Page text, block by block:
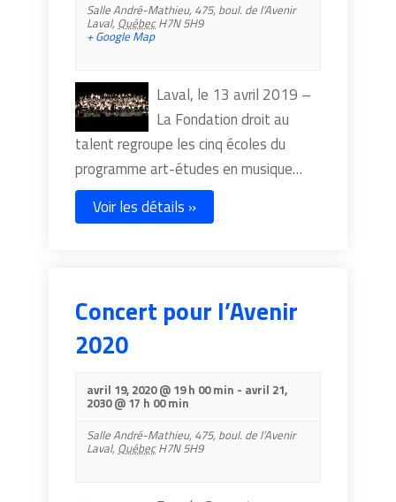
Salle André-Mathieu, 475, boul. de l’Avenir
Laval, Québec H7N 5H9
+ Google Map
Laval, le 13 avril 2019 –
La Fondation droit au
talent regroupe les cinq écoles du
programme art-études en musique…
Voir les détails »
Concert pour l’Avenir
2020
avril 19, 2020 @ 19 h 00 min - avril 21,
2030 @ 17 h 00 min
Salle André-Mathieu, 475, boul. de l’Avenir
Laval, Québec H7N 5H9